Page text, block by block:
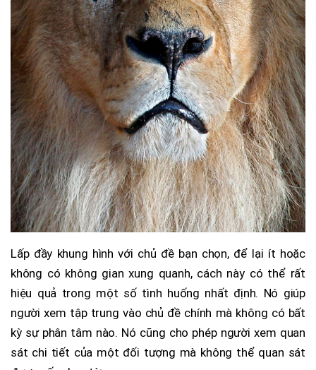
Lấp đầy khung hình với chủ đề bạn chọn, để lại ít hoặc
không có không gian xung quanh, cách này có thể rất
hiệu quả trong một số tình huống nhất định. Nó giúp
người xem tập trung vào chủ đề chính mà không có bất
kỳ sự phân tâm nào. Nó cũng cho phép người xem quan
sát chi tiết của một đối tượng mà không thể quan sát